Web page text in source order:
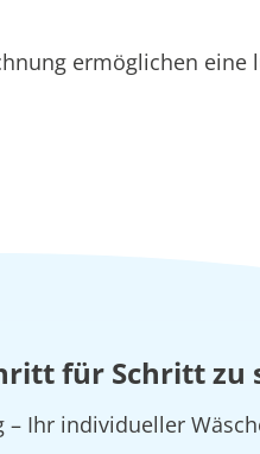
ermöglichen
für Schritt
Ihr individueller